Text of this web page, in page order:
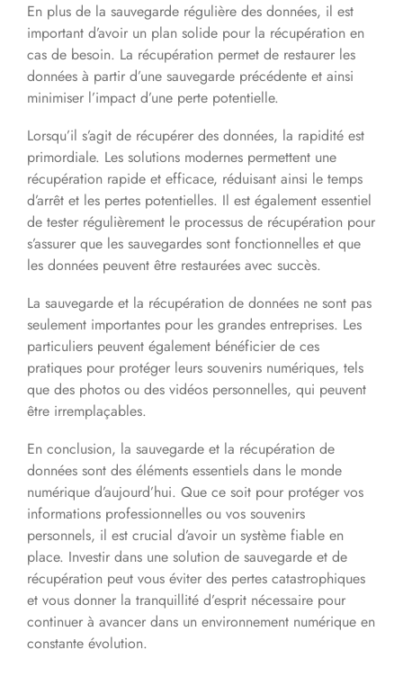
En plus de la sauvegarde régulière des données, il est
important d’avoir un plan solide pour la récupération en
cas de besoin. La récupération permet de restaurer les
données à partir d’une sauvegarde précédente et ainsi
minimiser l’impact d’une perte potentielle.
Lorsqu’il s’agit de récupérer des données, la rapidité est
primordiale. Les solutions modernes permettent une
récupération rapide et efficace, réduisant ainsi le temps
d’arrêt et les pertes potentielles. Il est également essentiel
de tester régulièrement le processus de récupération pour
s’assurer que les sauvegardes sont fonctionnelles et que
les données peuvent être restaurées avec succès.
La sauvegarde et la récupération de données ne sont pas
seulement importantes pour les grandes entreprises. Les
particuliers peuvent également bénéficier de ces
pratiques pour protéger leurs souvenirs numériques, tels
que des photos ou des vidéos personnelles, qui peuvent
être irremplaçables.
En conclusion, la sauvegarde et la récupération de
données sont des éléments essentiels dans le monde
numérique d’aujourd’hui. Que ce soit pour protéger vos
informations professionnelles ou vos souvenirs
personnels, il est crucial d’avoir un système fiable en
place. Investir dans une solution de sauvegarde et de
récupération peut vous éviter des pertes catastrophiques
et vous donner la tranquillité d’esprit nécessaire pour
continuer à avancer dans un environnement numérique en
constante évolution.